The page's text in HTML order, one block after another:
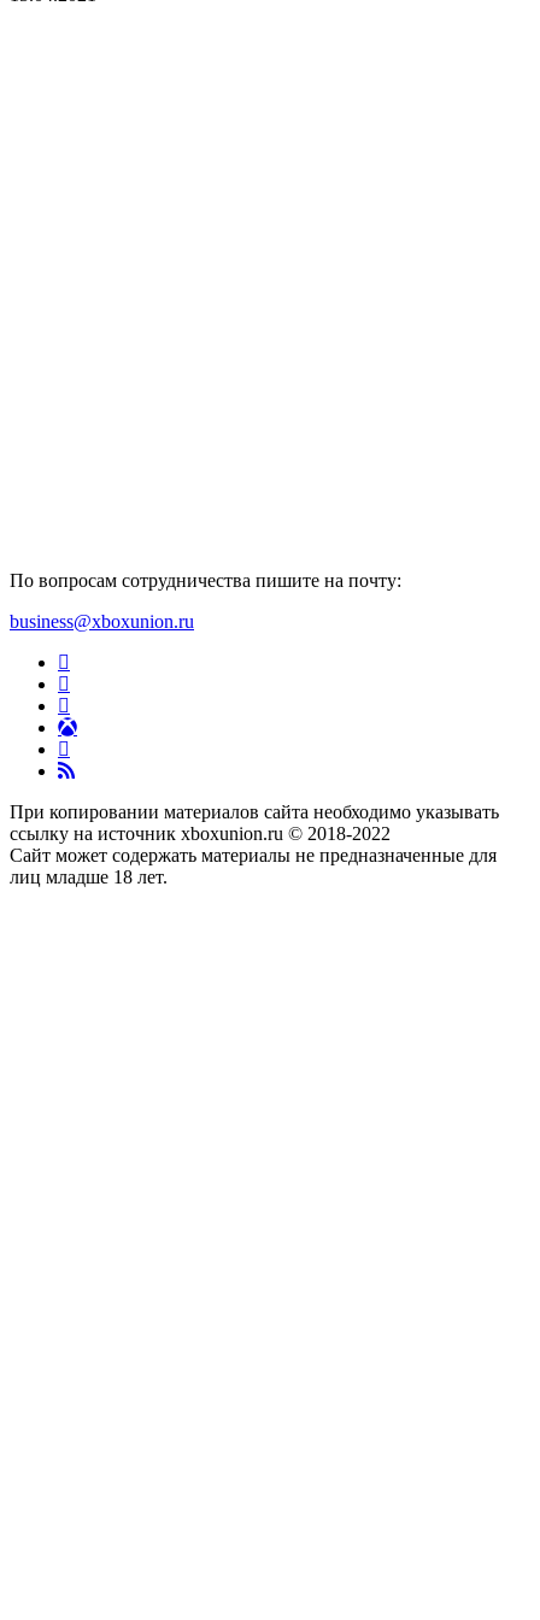
По вопросам сотрудничества пишите на почту:
business@xboxunion.ru
При копировании материалов сайта необходимо указывать
ссылку на источник xboxunion.ru © 2018-2022
Сайт может содержать материалы не предназначенные для
лиц младше 18 лет.